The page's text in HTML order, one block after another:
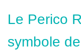
Le Perico
symbole